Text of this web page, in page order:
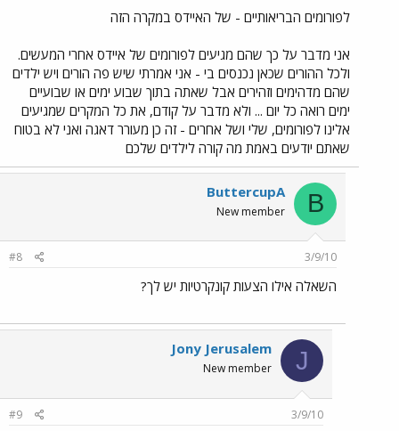
לפורומים הבריאותיים - של האיידס במקרה הזה
אני מדבר על כך שהם מגיעים לפורומים של איידס אחרי המעשים.
ולכל ההורים שכאן נכנסים בי - אני אמרתי שיש פה הורים ויש ילדים
שהם מדהימים וזהירים אבל שאתה בתוך שבוע ימים או שבועיים
ימים רואה כל יום ... ולא מדבר על קודם, את כל המקרים שמגיעים
אלינו לפורומים, שלי ושל אחרים - זה כן מעורר דאגה ואני לא בטוח
שאתם יודעים באמת מה קורה לילדים שלכם
B
ButtercupA
New member
3/9/10
#8
השאלה אילו הצעות קונקרטיות יש לך?
J
Jony Jerusalem
New member
3/9/10
#9